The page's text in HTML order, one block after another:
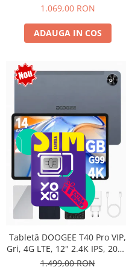
Android 15, Unisoc T615,
Stylus, Face Unlock, Dual SIM
1.069,00 RON
ADAUGA IN COS
Tabletă DOOGEE T40 Pro VIP,
Gri, 4G LTE, 12" 2.4K IPS, 20GB
RAM (8GB + 12GB extensibili),
1.499,00 RON